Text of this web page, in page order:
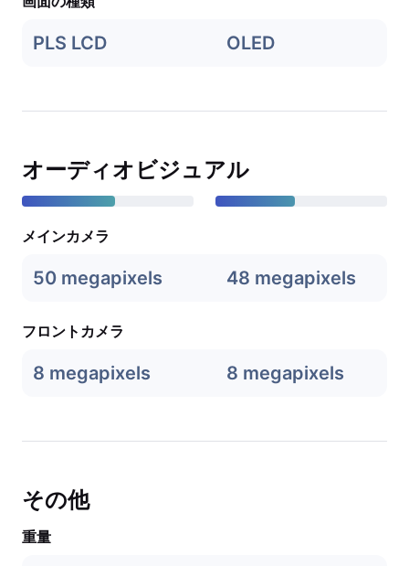
PLS LCD OLED
オーディオビジュアル
メインカメラ
50 megapixels 48 megapixels
フロントカメラ
8 megapixels 8 megapixels
その他
重量